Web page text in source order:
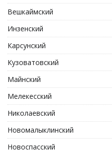
Вешкаймский
Инзенский
Карсунский
Кузоватовский
Майнский
Мелекесский
Николаевский
Новомалыклинский
Новоспасский